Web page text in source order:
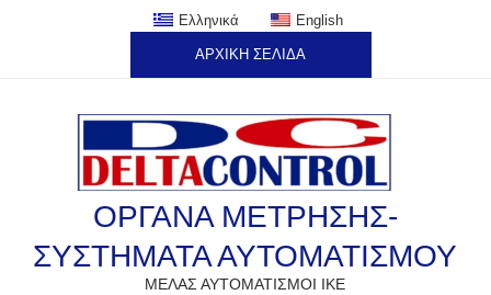
Ελληνικά English
ΑΡΧΙΚΗ ΣΕΛΙΔΑ
ΟΡΓΑΝΑ ΜΕΤΡΗΣΗΣ-
ΣΥΣΤΗΜΑΤΑ ΑΥΤΟΜΑΤΙΣΜΟΥ
ΜΕΛΑΣ ΑΥΤΟΜΑΤΙΣΜΟΙ ΙΚΕ